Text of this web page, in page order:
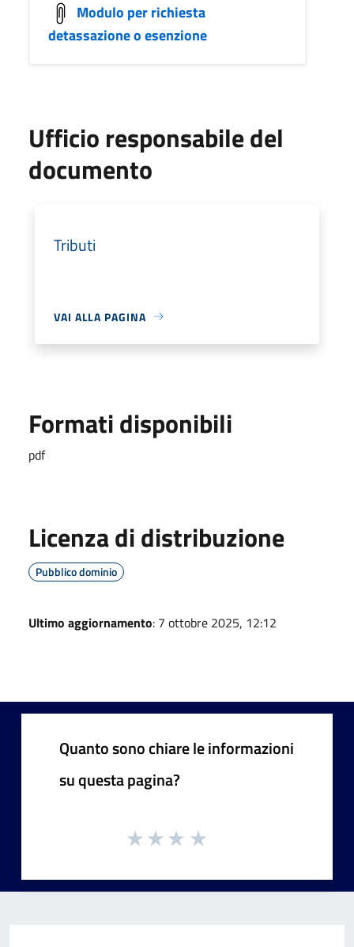
Modulo per richiesta
detassazione o esenzione
Ufficio responsabile del
documento
Tributi
VAI ALLA PAGINA
Formati disponibili
pdf
Licenza di distribuzione
Pubblico dominio
Ultimo aggiornamento: 7 ottobre 2025, 12:12
Quanto sono chiare le informazioni
su questa pagina?